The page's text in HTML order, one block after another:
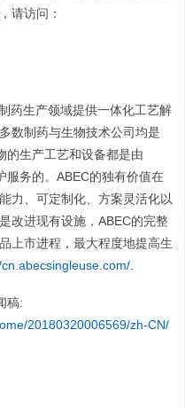
请访问：
药生产领域提供一体化工艺解
数制药与生物技术公司均是
的生产工艺和设备都是由
服务的。ABEC的独有价值在
力、可定制化、方案灵活化以
改进现有设施，ABEC的完整
上市进程，最大程度地提高生
.
稿:
20180320006569/zh-CN/